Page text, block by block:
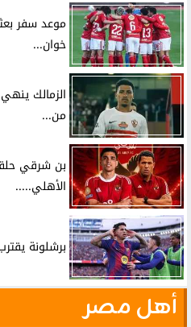
موعد سفر
خوان...
الزمالك
من...
بن شرقي
الأهلي.....
برشلونة
أهل مصر